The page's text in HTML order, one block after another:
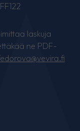
laskuja
ne PDF-